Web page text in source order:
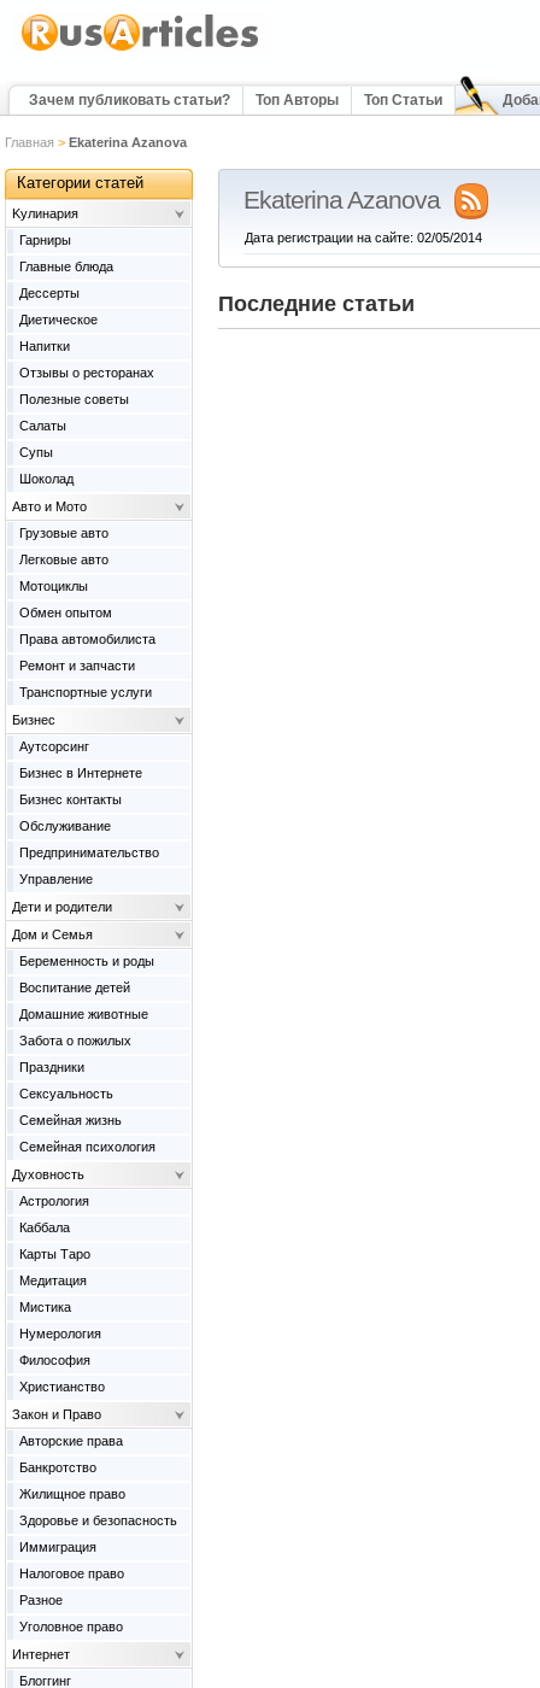
Зачем публиковать статьи? Топ Авторы Топ Статьи
Главная > Ekaterina Azanova
Ekaterina Azanova
Дата регистрации на сайте: 02/05/2014
Последние статьи
Категории статей
Kулинария
Гарниры
Главные блюда
Дессерты
Диетическое
Напитки
Отзывы о ресторанах
Полезные советы
Салаты
Супы
Шоколад
Авто и Мото
Грузовые авто
Легковые авто
Мотоциклы
Обмен опытом
Права автомобилиста
Ремонт и запчасти
Транспортные услуги
Бизнес
Аутсорсинг
Бизнес в Интернете
Бизнес контакты
Обслуживание
Предпринимательство
Управление
Дети и родители
Дом и Семья
Беременность и роды
Воспитание детей
Домашние животные
Забота о пожилых
Праздники
Сексуальность
Семейная жизнь
Семейная психология
Духовность
Астрология
Каббала
Карты Таро
Медитация
Мистика
Нумерология
Философия
Христианство
Закон и Право
Авторские права
Банкротство
Жилищное право
Здоровье и безопасность
Иммиграция
Налоговое право
Разное
Уголовное право
Интернет
Блоггинг